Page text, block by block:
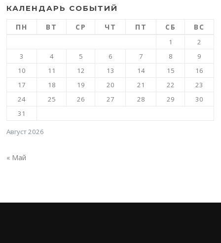
КАЛЕНДАРЬ СОБЫТИЙ
Август 2026
ПН ВТ СР ЧТ ПТ СБ ВС
1
2
3
4 5 6 7 8
9
10
11 12 13 14 15
16
17
18 19 20 21 22
23
24
25 26 27 28 29
30
31
« Май